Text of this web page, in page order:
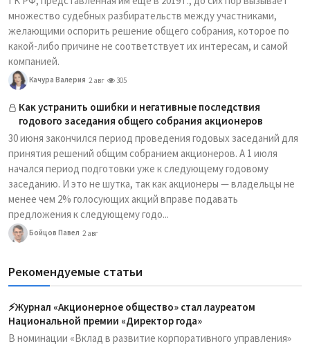
множество судебных разбирательств между участниками,
желающими оспорить решение общего собрания, которое по
какой-либо причине не соответствует их интересам, и самой
компанией.
Качура Валерия 2 авг 305
Как устранить ошибки и негативные последствия
годового заседания общего собрания акционеров
30 июня закончился период проведения годовых заседаний для
принятия решений общим собранием акционеров. А 1 июля
начался период подготовки уже к следующему годовому
заседанию. И это не шутка, так как акционеры — владельцы не
менее чем 2% голосующих акций вправе подавать
предложения к следующему годо...
Бойцов Павел 2 авг
Рекомендуемые статьи
⚡️Журнал «Акционерное общество» стал лауреатом
Национальной премии «Директор года»
В номинации «Вклад в развитие корпоративного управления»